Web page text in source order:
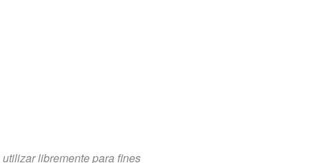
libremente para fines